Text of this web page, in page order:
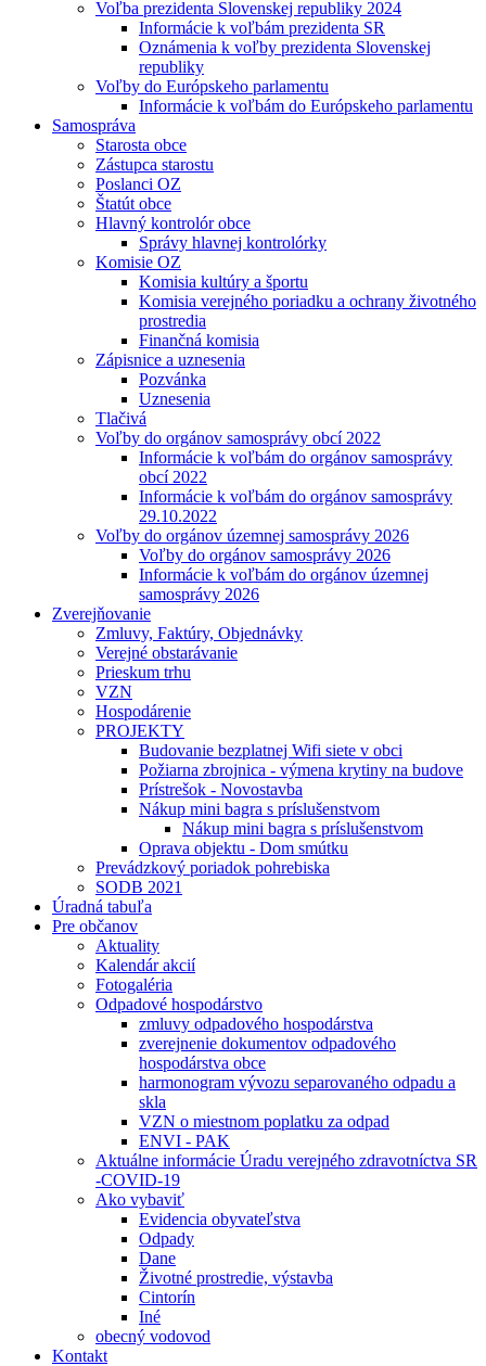
Voľba prezidenta Slovenskej republiky 2024
Informácie k voľbám prezidenta SR
Oznámenia k voľby prezidenta Slovenskej
republiky
Voľby do Európskeho parlamentu
Informácie k voľbám do Európskeho parlamentu
Samospráva
Starosta obce
Zástupca starostu
Poslanci OZ
Štatút obce
Hlavný kontrolór obce
Správy hlavnej kontrolórky
Komisie OZ
Komisia kultúry a športu
Komisia verejného poriadku a ochrany životného
prostredia
Finančná komisia
Zápisnice a uznesenia
Pozvánka
Uznesenia
Tlačivá
Voľby do orgánov samosprávy obcí 2022
Informácie k voľbám do orgánov samosprávy
obcí 2022
Informácie k voľbám do orgánov samosprávy
29.10.2022
Voľby do orgánov územnej samosprávy 2026
Voľby do orgánov samosprávy 2026
Informácie k voľbám do orgánov územnej
samosprávy 2026
Zverejňovanie
Zmluvy, Faktúry, Objednávky
Verejné obstarávanie
Prieskum trhu
VZN
Hospodárenie
PROJEKTY
Budovanie bezplatnej Wifi siete v obci
Požiarna zbrojnica - výmena krytiny na budove
Prístrešok - Novostavba
Nákup mini bagra s príslušenstvom
Nákup mini bagra s príslušenstvom
Oprava objektu - Dom smútku
Prevádzkový poriadok pohrebiska
SODB 2021
Úradná tabuľa
Pre občanov
Aktuality
Kalendár akcií
Fotogaléria
Odpadové hospodárstvo
zmluvy odpadového hospodárstva
zverejnenie dokumentov odpadového
hospodárstva obce
harmonogram vývozu separovaného odpadu a
skla
VZN o miestnom poplatku za odpad
ENVI - PAK
Aktuálne informácie Úradu verejného zdravotníctva SR
-COVID-19
Ako vybaviť
Evidencia obyvateľstva
Odpady
Dane
Životné prostredie, výstavba
Cintorín
Iné
obecný vodovod
Kontakt